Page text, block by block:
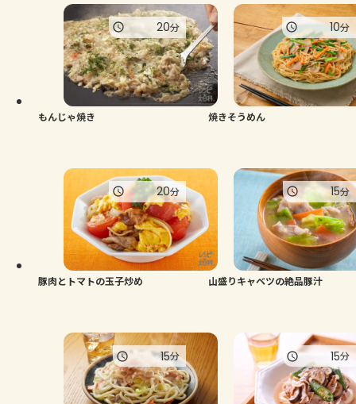
もんじゃ焼き
20分
焼きそうめん
10分
豚肉とトマトの玉子炒め
20分
山盛りキャベツの絶品豚汁
15分
15分 15分